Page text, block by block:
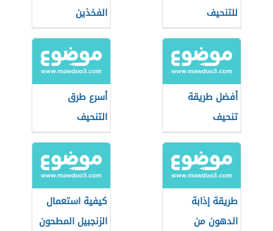
للتنحيف
الفخذين
أفضل طريقة
تنحيف
أسرع طرق
التنحيف
طريقة إذابة
الدهون من
كيفية استعمال
الزنجبيل المطحون